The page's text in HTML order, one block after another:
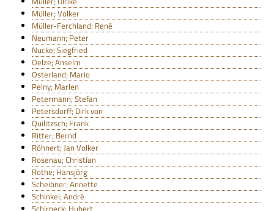
Müller; Volker
Müller-Ferchland; René
Neumann; Peter
Nucke; Siegfried
Oelze; Anselm
Osterland; Mario
Pelny; Marlen
Petermann; Stefan
Petersdorff; Dirk von
Quilitzsch; Frank
Ritter; Bernd
Röhnert; Jan Volker
Rosenau; Christian
Rothe; Hansjörg
Scheibner; Annette
Schinkel; André
Schirneck; Hubert